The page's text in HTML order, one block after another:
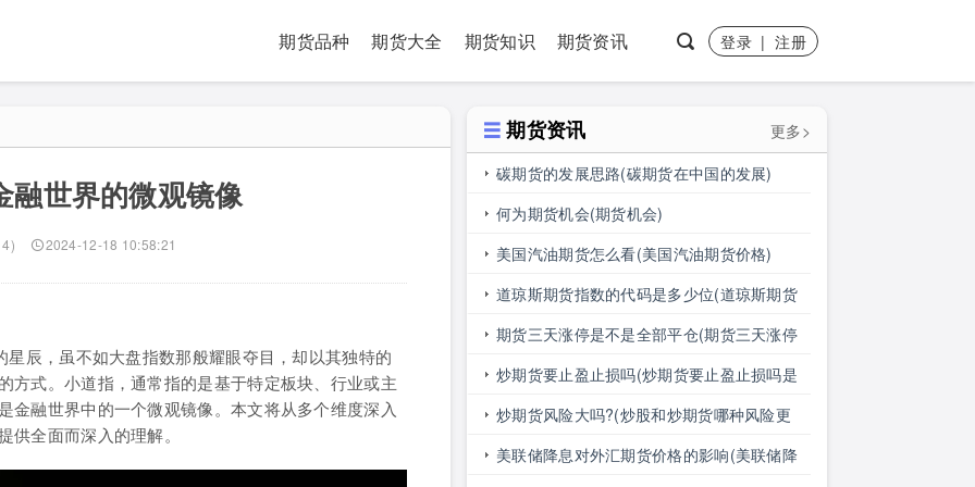
期货品种 期货大全 期货知识 期货资讯 登录|注册
融世界的微观镜像
2024-12-18 10:58:21
辰，虽不如大盘指数那般耀眼夺目，却以其独特的
方式。小道指，通常指的是基于特定板块、行业或主
金融世界中的一个微观镜像。本文将从多个维度深入
全面而深入的理解。
期货资讯
更多>
碳期货的发展思路(碳期货在中国的发展)
何为期货机会(期货机会)
美国汽油期货怎么看(美国汽油期货价格)
道琼斯期货指数的代码是多少位(道琼斯期货
指数的代码是多少位的)
期货三天涨停是不是全部平仓(期货三天涨停
是不是全部平仓了)
炒期货要止盈止损吗(炒期货要止盈止损吗是
真的吗)
炒期货风险大吗?(炒股和炒期货哪种风险更
大)
美联储降息对外汇期货价格的影响(美联储降